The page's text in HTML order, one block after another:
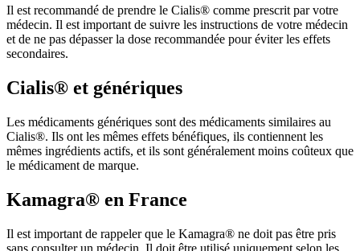
Il est recommandé de prendre le Cialis® comme prescrit par votre
médecin. Il est important de suivre les instructions de votre médecin
et de ne pas dépasser la dose recommandée pour éviter les effets
secondaires.
Cialis® et génériques
Les médicaments génériques sont des médicaments similaires au
Cialis®. Ils ont les mêmes effets bénéfiques, ils contiennent les
mêmes ingrédients actifs, et ils sont généralement moins coûteux que
le médicament de marque.
Kamagra® en France
Il est important de rappeler que le Kamagra® ne doit pas être pris
sans consulter un médecin. Il doit être utilisé uniquement selon les